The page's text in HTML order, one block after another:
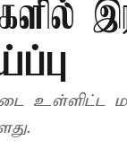
உள்ளிட்ட